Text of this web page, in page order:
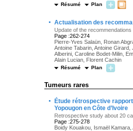
Résumé Plan
· Actualisation des
Update of the
Page :262-274
Pierre-Yves Salaün, Ronan
Antoine Tabarin, Antoine
Alberini, Caroline Bodet-Milin,
Alain Lucian, Florent Cachin
Résumé Plan
Tumeurs rares
·
Étude rétrospective
Yopougon en Côte d’Ivoire
Retrospective study about 20
Page :275-278
Boidy Kouakou, Ismaël